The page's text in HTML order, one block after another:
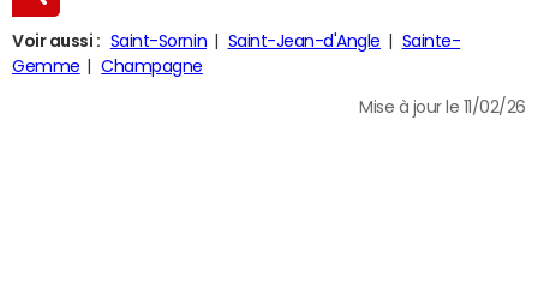
Voir aussi : Saint-Sornin Saint-Jean-d'Angle
Sainte-
Gemme
Champagne
Mise à jour le 11/02/26